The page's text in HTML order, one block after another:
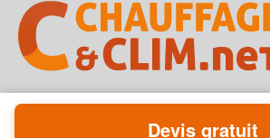
Devis gratuit